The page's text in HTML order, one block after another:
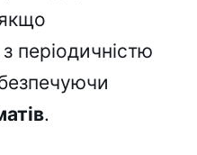
періодичністю
.